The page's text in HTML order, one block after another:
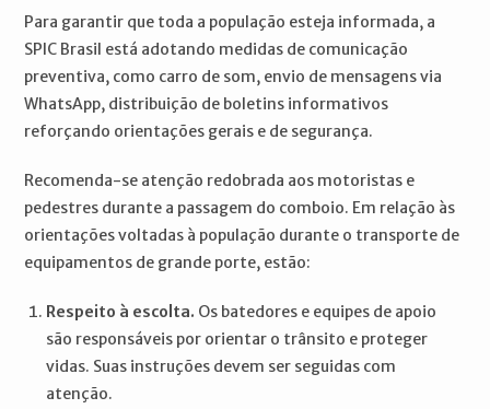
Para garantir que toda a população esteja informada, a
SPIC Brasil está adotando medidas de comunicação
preventiva, como carro de som, envio de mensagens via
WhatsApp, distribuição de boletins informativos
reforçando orientações gerais e de segurança.
Recomenda-se atenção redobrada aos motoristas e
pedestres durante a passagem do comboio. Em relação às
orientações voltadas à população durante o transporte de
equipamentos de grande porte, estão:
Respeito à escolta. Os batedores e equipes de apoio
são responsáveis por orientar o trânsito e proteger
vidas. Suas instruções devem ser seguidas com
atenção.